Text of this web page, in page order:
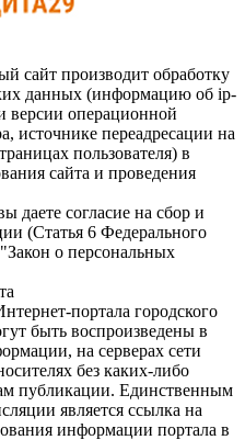
сайт производит обработку
данных (информацию об ip-
версии операционной
источнике переадресации на
пользователя) в
сайта и проведения
даете согласие на сбор и
(Статья 6 Федерального
о персональных
портала городского
быть воспроизведены в
на серверах сети
без каких-либо
публикации. Единственным
является ссылка на
информации портала в